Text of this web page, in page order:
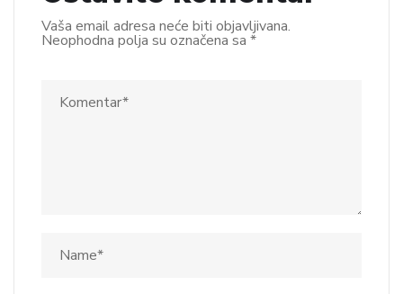
Vaša email adresa neće biti objavljivana.
Neophodna polja su označena sa *